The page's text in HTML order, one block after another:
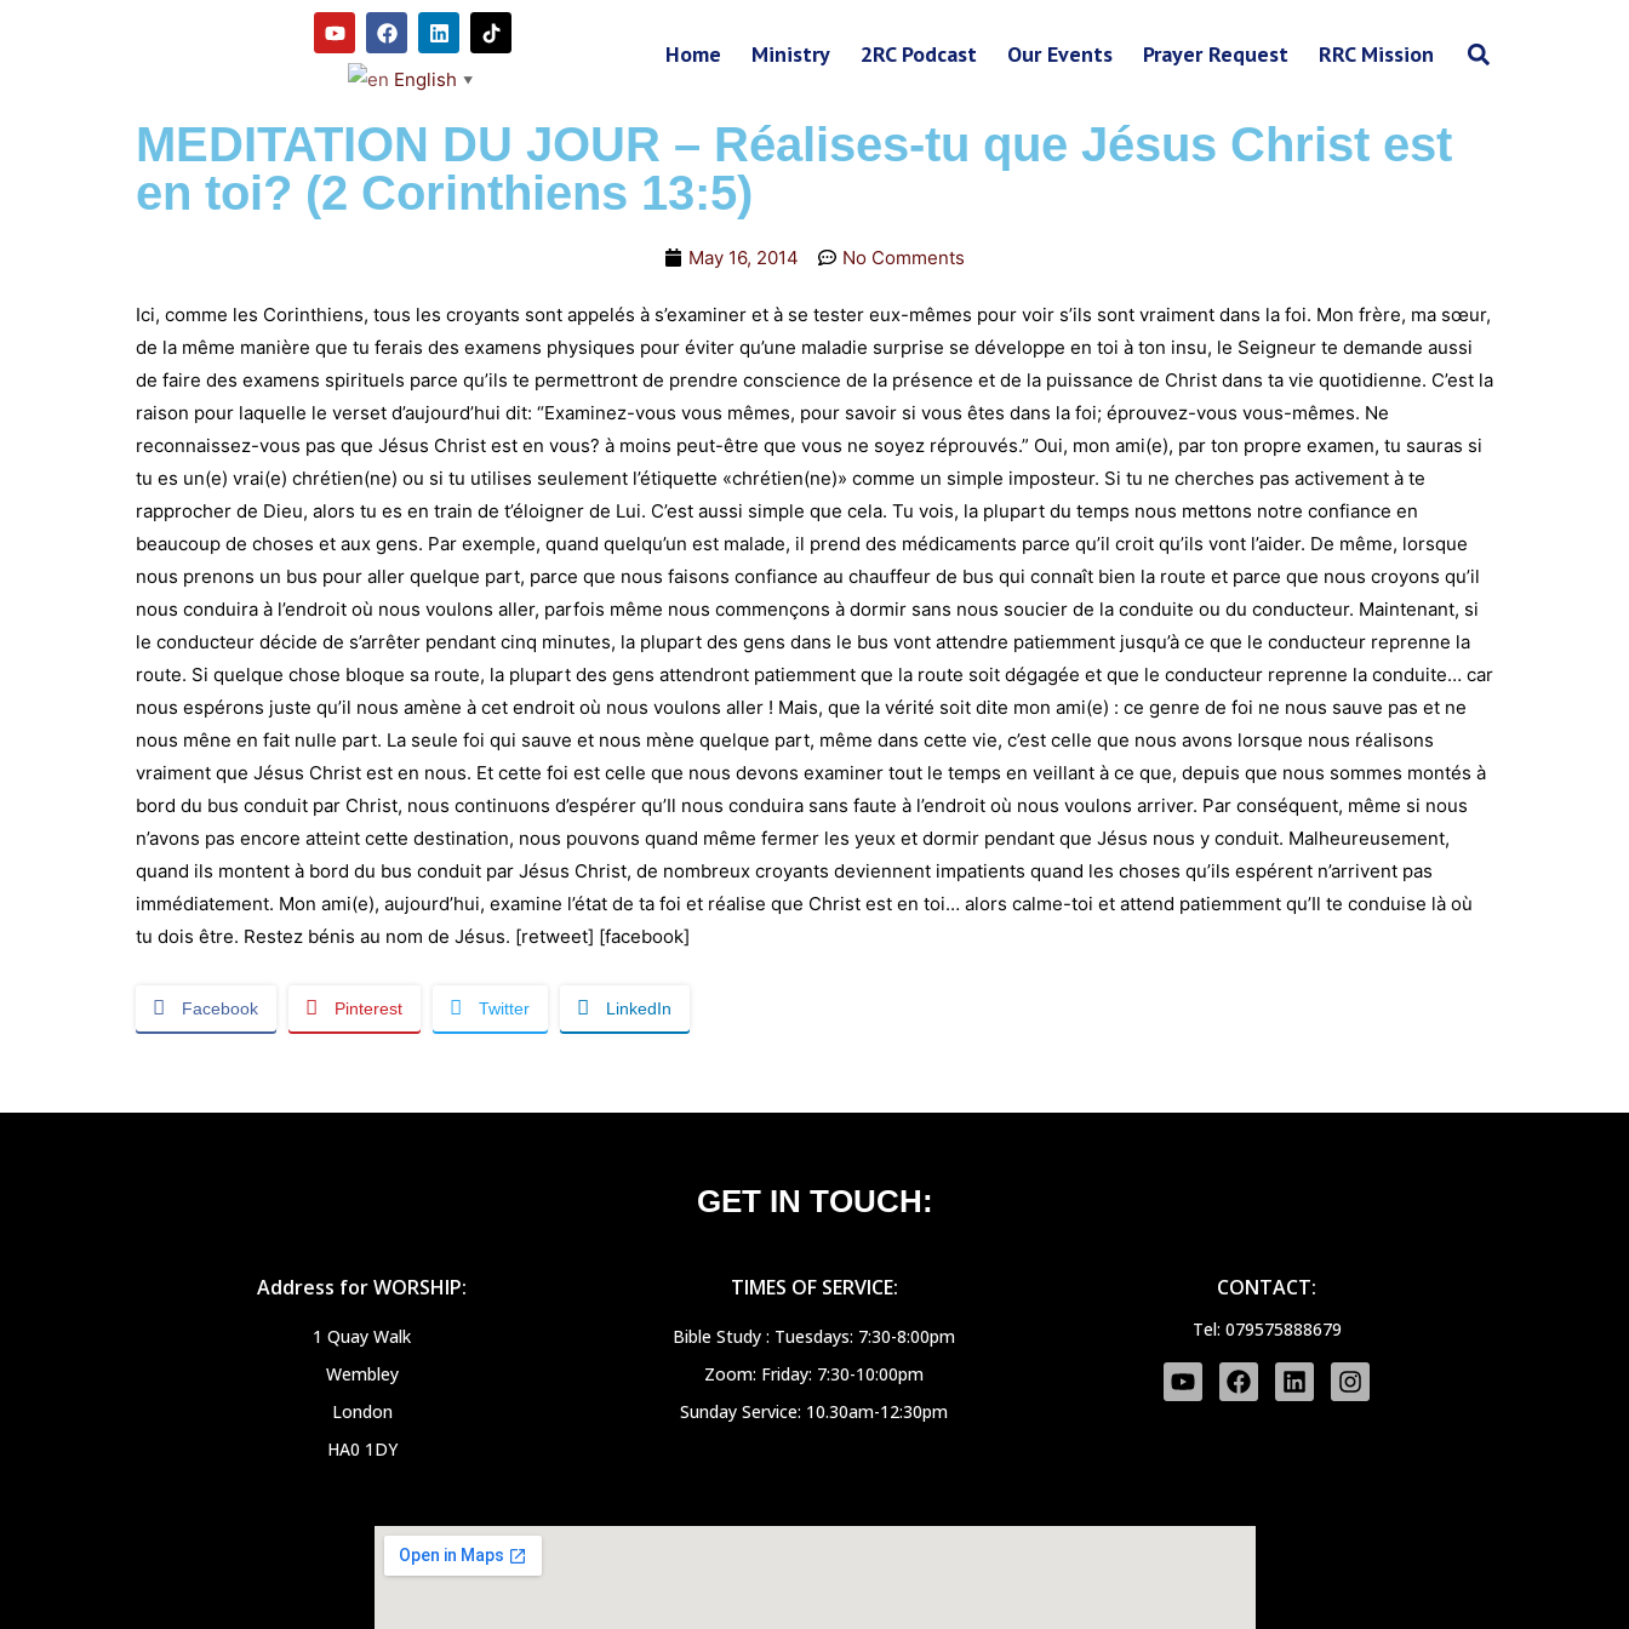
English ▼
Home Ministry 2RC Podcast Our Events Prayer Request RRC Mission
MEDITATION DU JOUR – Réalises-tu que Jésus Christ est
en toi? (2 Corinthiens 13:5)
May 16, 2014 No Comments
Ici, comme les Corinthiens, tous les croyants sont appelés à s’examiner et à se tester eux-mêmes pour voir s’ils sont vraiment dans la foi. Mon frère, ma sœur,
de la même manière que tu ferais des examens physiques pour éviter qu’une maladie surprise se développe en toi à ton insu, le Seigneur te demande aussi
de faire des examens spirituels parce qu’ils te permettront de prendre conscience de la présence et de la puissance de Christ dans ta vie quotidienne. C’est la
raison pour laquelle le verset d’aujourd’hui dit: “Examinez-vous vous mêmes, pour savoir si vous êtes dans la foi; éprouvez-vous vous-mêmes. Ne
reconnaissez-vous pas que Jésus Christ est en vous? à moins peut-être que vous ne soyez réprouvés.” Oui, mon ami(e), par ton propre examen, tu sauras si
tu es un(e) vrai(e) chrétien(ne) ou si tu utilises seulement l’étiquette «chrétien(ne)» comme un simple imposteur. Si tu ne cherches pas activement à te
rapprocher de Dieu, alors tu es en train de t’éloigner de Lui. C’est aussi simple que cela. Tu vois, la plupart du temps nous mettons notre confiance en
beaucoup de choses et aux gens. Par exemple, quand quelqu’un est malade, il prend des médicaments parce qu’il croit qu’ils vont l’aider. De même, lorsque
nous prenons un bus pour aller quelque part, parce que nous faisons confiance au chauffeur de bus qui connaît bien la route et parce que nous croyons qu’il
nous conduira à l’endroit où nous voulons aller, parfois même nous commençons à dormir sans nous soucier de la conduite ou du conducteur. Maintenant, si
le conducteur décide de s’arrêter pendant cinq minutes, la plupart des gens dans le bus vont attendre patiemment jusqu’à ce que le conducteur reprenne la
route. Si quelque chose bloque sa route, la plupart des gens attendront patiemment que la route soit dégagée et que le conducteur reprenne la conduite… car
nous espérons juste qu’il nous amène à cet endroit où nous voulons aller ! Mais, que la vérité soit dite mon ami(e) : ce genre de foi ne nous sauve pas et ne
nous mêne en fait nulle part. La seule foi qui sauve et nous mène quelque part, même dans cette vie, c’est celle que nous avons lorsque nous réalisons
vraiment que Jésus Christ est en nous. Et cette foi est celle que nous devons examiner tout le temps en veillant à ce que, depuis que nous sommes montés à
bord du bus conduit par Christ, nous continuons d’espérer qu’Il nous conduira sans faute à l’endroit où nous voulons arriver. Par conséquent, même si nous
n’avons pas encore atteint cette destination, nous pouvons quand même fermer les yeux et dormir pendant que Jésus nous y conduit. Malheureusement,
quand ils montent à bord du bus conduit par Jésus Christ, de nombreux croyants deviennent impatients quand les choses qu’ils espérent n’arrivent pas
immédiatement. Mon ami(e), aujourd’hui, examine l’état de ta foi et réalise que Christ est en toi… alors calme-toi et attend patiemment qu’Il te conduise là où
tu dois être. Restez bénis au nom de Jésus. [retweet] [facebook]
Facebook Pinterest Twitter LinkedIn
GET IN TOUCH:
Address for WORSHIP:
1 Quay Walk
Wembley
London
HA0 1DY
TIMES OF SERVICE:
Bible Study : Tuesdays: 7:30-8:00pm
Zoom: Friday: 7:30-10:00pm
Sunday Service: 10.30am-12:30pm
CONTACT:
Tel: 079575888679